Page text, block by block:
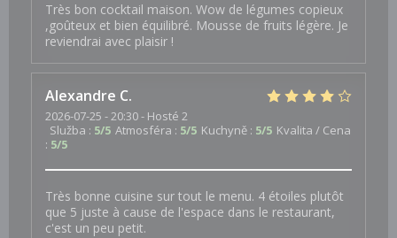
Très bon cocktail maison. Wow de légumes copieux
,goûteux et bien équilibré. Mousse de fruits légère. Je
reviendrai avec plaisir !
Alexandre C
2026-07-25 - 20:30 - Hosté 2
Služba : 5/5 Atmosféra : 5/5 Kuchyně : 5/5 Kvalita / Cena
: 5/5
Très bonne cuisine sur tout le menu. 4 étoiles plutôt
que 5 juste à cause de l'espace dans le restaurant,
c'est un peu petit.